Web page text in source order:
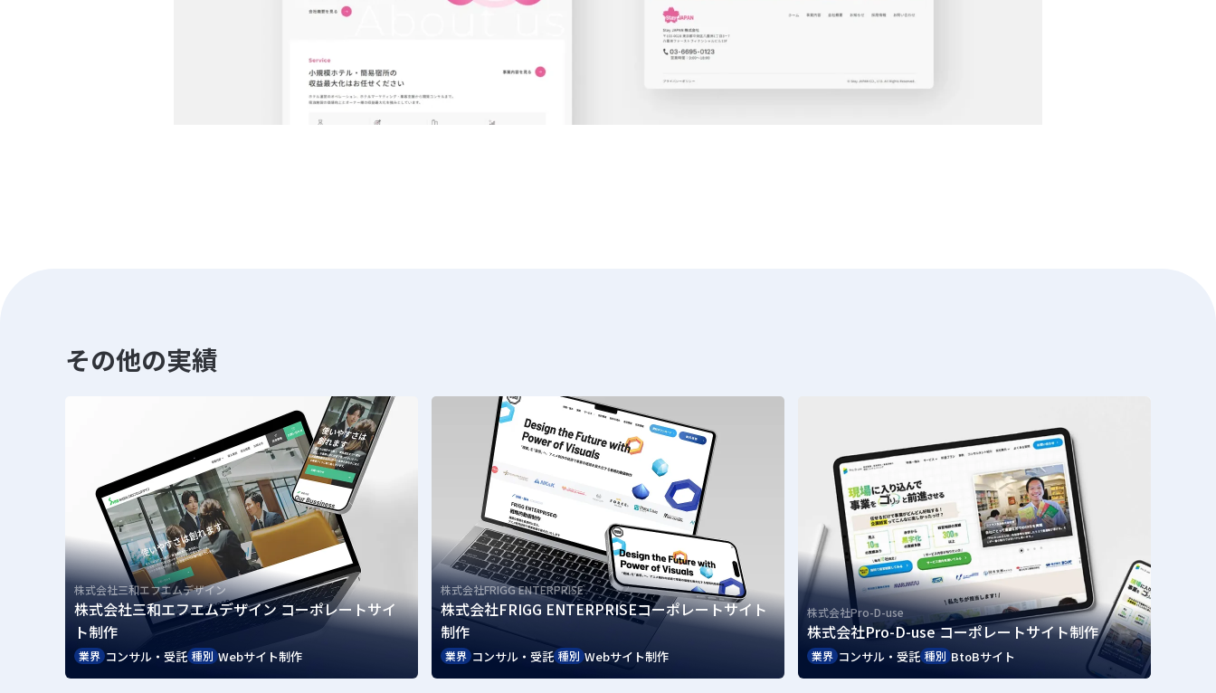
その他の実績
株式会社三和エフエムデザイン
株式会社三和エフエムデザイン コーポレートサイ
ト制作
業界 コンサル・受託 種別 Webサイト制作
株式会社FRIGG ENTERPRISE
株式会社FRIGG ENTERPRISEコーポレートサイト
制作
業界 コンサル・受託 種別 Webサイト制作
株式会社Pro-D-use
株式会社Pro-D-use コーポレートサイト制作
業界 コンサル・受託 種別 BtoBサイト